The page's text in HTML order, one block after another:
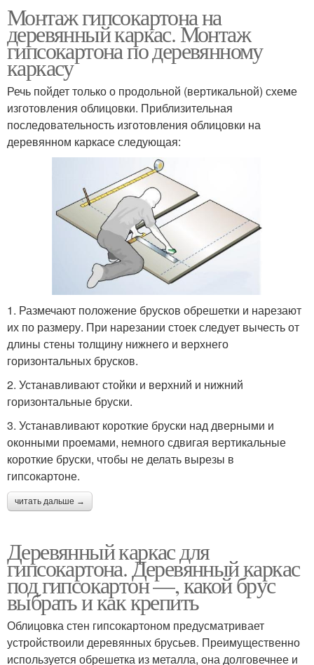
Монтаж гипсокартона на
деревянный каркас. Монтаж
гипсокартона по деревянному
каркасу
Речь пойдет только о продольной (вертикальной) схеме
изготовления облицовки. Приблизительная
последовательность изготовления облицовки на
деревянном каркасе следующая:
1. Размечают положение брусков обрешетки и нарезают
их по размеру. При нарезании стоек следует вычесть от
длины стены толщину нижнего и верхнего
горизонтальных брусков.
2. Устанавливают стойки и верхний и нижний
горизонтальные бруски.
3. Устанавливают короткие бруски над дверными и
оконными проемами, немного сдвигая вертикальные
короткие бруски, чтобы не делать вырезы в
гипсокартоне.
читать дальше →
Деревянный каркас для
гипсокартона. Деревянный каркас
под гипсокартон —, какой брус
выбрать и как крепить
Облицовка стен гипсокартоном предусматривает
устройствоили деревянных брусьев. Преимущественно
используется обрешетка из металла, она долговечнее и